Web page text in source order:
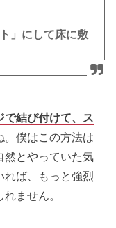
」にして床に敷
で結び付けて、ス
。僕はこの方法は
然とやっていた気
れば、もっと強烈
ません。